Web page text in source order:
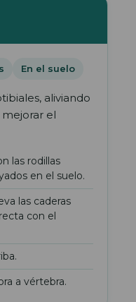
En el suelo
aliviando
el
las rodillas
en el suelo.
las caderas
con el
a vértebra.